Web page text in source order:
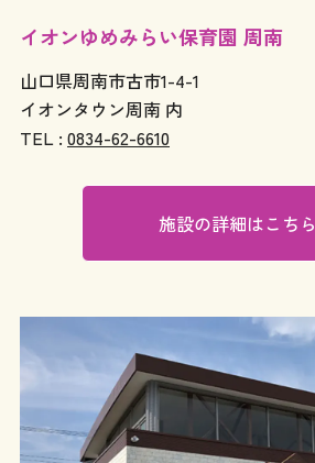
イオンゆめみらい保育園 周南
山口県周南市古市1-4-1
イオンタウン周南 内
TEL : 0834-62-6610
施設の詳細はこちら